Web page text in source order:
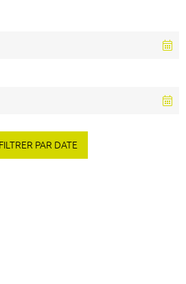
FILTRER PAR DATE